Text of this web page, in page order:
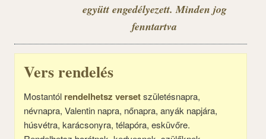
együtt engedélyezett. Minden jog
fenntartva
Vers rendelés
Mostantól rendelhetsz versetszületésnapra,
névnapra, Valentin napra, nőnapra, anyák napjára,
húsvétra, karácsonyra, télapóra, esküvőre.